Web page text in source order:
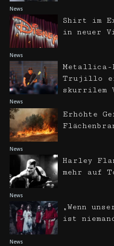
News
News
Shirt im
in neuer
News
Metallica-
Trujillo
skurrilem
News
Erhöhte
News
Harley
mehr auf
News
„Wenn
ist